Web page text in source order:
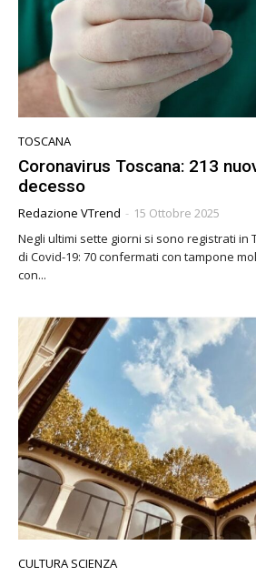
TOSCANA
Coronavirus Toscana: 213
decesso
Redazione VTrend - 15 Ottobre 2025
Negli ultimi sette giorni si sono registrati in
di Covid-19: 70 confermati con tampone
con...
CULTURA SCIENZA